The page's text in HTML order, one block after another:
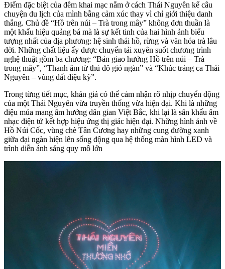
Điểm đặc biệt của đêm khai mạc nằm ở cách Thái Nguyên kể câu
chuyện du lịch của mình bằng cảm xúc thay vì chỉ giới thiệu danh
thắng. Chủ đề “Hồ trên núi – Trà trong mây” không đơn thuần là
một khẩu hiệu quảng bá mà là sự kết tinh của hai hình ảnh biểu
tượng nhất của địa phương: hệ sinh thái hồ, rừng và văn hóa trà lâu
đời. Những chất liệu ấy được chuyển tải xuyên suốt chương trình
nghệ thuật gồm ba chương: “Bản giao hưởng Hồ trên núi – Trà
trong mây”, “Thanh âm từ thủ đô gió ngàn” và “Khúc tráng ca Thái
Nguyên – vùng đất diệu kỳ”.
Trong từng tiết mục, khán giả có thể cảm nhận rõ nhịp chuyển động
của một Thái Nguyên vừa truyền thống vừa hiện đại. Khi là những
điệu múa mang âm hưởng dân gian Việt Bắc, khi lại là sân khấu âm
nhạc điện tử kết hợp hiệu ứng thị giác hiện đại. Những hình ảnh về
Hồ Núi Cốc, vùng chè Tân Cương hay những cung đường xanh
giữa đại ngàn hiện lên sống động qua hệ thống màn hình LED và
trình diễn ánh sáng quy mô lớn